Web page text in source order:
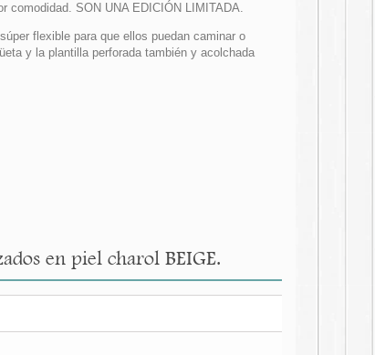
comodidad. SON UNA EDICIÓN LIMITADA.
flexible para que ellos puedan caminar o
y la plantilla perforada también y acolchada
en piel charol BEIGE.